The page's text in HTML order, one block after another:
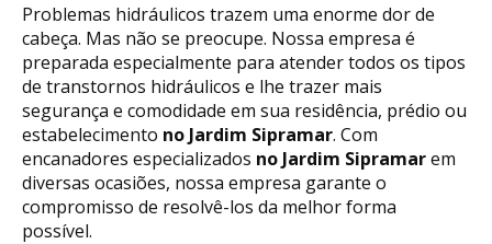
Problemas hidráulicos trazem uma enorme dor de
cabeça. Mas não se preocupe. Nossa empresa é
preparada especialmente para atender todos os tipos
de transtornos hidráulicos e lhe trazer mais
segurança e comodidade em sua residência, prédio ou
estabelecimento no Jardim Sipramar. Com
encanadores especializados no Jardim Sipramarem
diversas ocasiões, nossa empresa garante o
compromisso de resolvê-los da melhor forma
possível.